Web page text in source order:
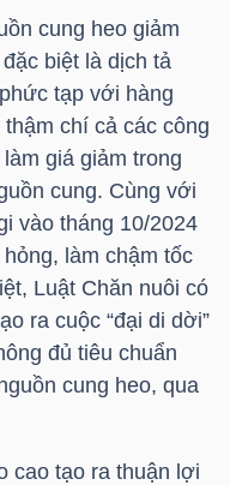
cung heo giảm
biệt là dịch tả
tạp với hàng
chí cả các công
giá giảm trong
cung. Cùng với
vào tháng 10/2024
làm chậm tốc
Luật Chăn nuôi có
ra cuộc “đại di dời”
đủ tiêu chuẩn
cung heo, qua
cao tạo ra thuận lợi